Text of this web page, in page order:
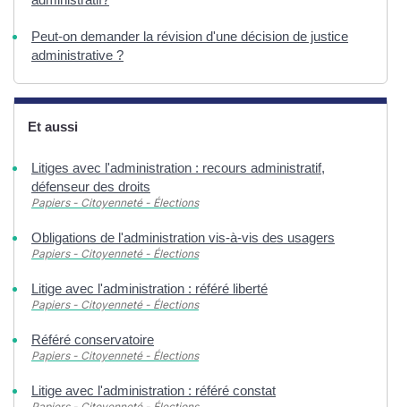
Peut-on demander la révision d'une décision de justice
administrative ?
Et aussi
Litiges avec l'administration : recours administratif,
défenseur des droits
Papiers - Citoyenneté - Élections
Obligations de l'administration vis-à-vis des usagers
Papiers - Citoyenneté - Élections
Litige avec l'administration : référé liberté
Papiers - Citoyenneté - Élections
Référé conservatoire
Papiers - Citoyenneté - Élections
Litige avec l'administration : référé constat